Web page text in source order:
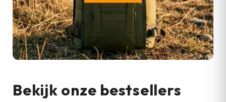
Bekijk onze bestsellers